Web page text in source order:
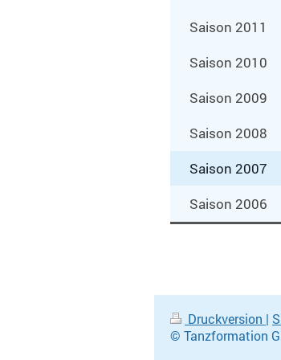
Saison 2011
Saison 2010
Saison 2009
Saison 2008
Saison 2007
Saison 2006
Druckversion |
© Tanzformation